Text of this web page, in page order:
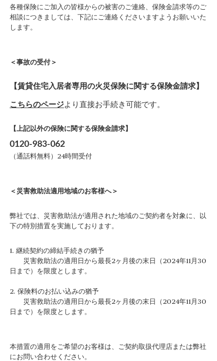
各種保険にご加入の皆様からの被害のご連絡、保険金請求等のご
相談につきましては、下記にご連絡くださいますようお願いいた
します。
＜事故の受付＞
【賃貸住宅入居者専用の火災保険に関する保険金請求】
こちらのページより直接お手続き可能です。
【上記以外の保険に関する保険金請求】
0120-983-062
（通話料無料）24時間受付
＜災害救助法適用地域のお客様へ＞
弊社では、災害救助法が適用された地域のご契約者を対象に、以
下の特別措置を実施しております。
1. 継続契約の締結手続きの猶予
災害救助法の適用日から最長2ヶ月後の末日（2024年11月30
日まで）を限度とします。
2. 保険料のお払い込みの猶予
災害救助法の適用日から最長2ヶ月後の末日（2024年11月30
日まで）を限度とします。
本措置の適用をご希望のお客様は、ご契約取扱代理店または弊社
にお問い合わせください。